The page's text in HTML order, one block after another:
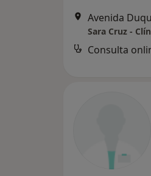
Avenida
Sara Cruz -
Consulta